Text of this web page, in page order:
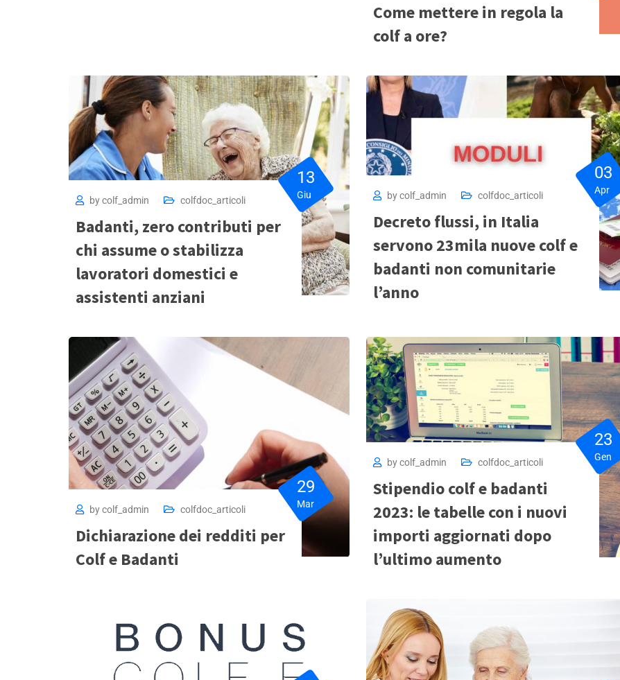
Come mettere in regola la
colf a ore?
bycolf_admin colfdoc_articoli
Badanti, zero contributi per
chi assume o stabilizza
lavoratori domestici e
assistenti anziani
13
Giu bycolf_admin colfdoc_articoli
Decreto flussi, in Italia
servono 23mila nuove colf e
badanti non comunitarie
l’anno
03
Apr
bycolf_admin colfdoc_articoli
Dichiarazione dei redditi per
Colf e Badanti
29
Mar
bycolf_admin colfdoc_articoli
Stipendio colf e badanti
2023: le tabelle con i nuovi
importi aggiornati dopo
l’ultimo aumento
23
Gen